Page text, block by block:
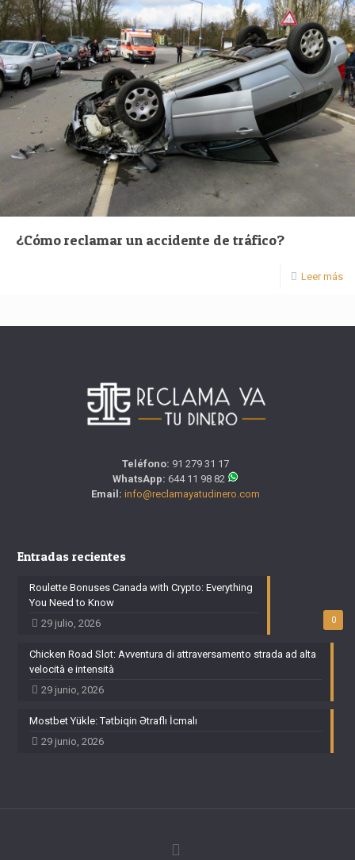
¿Cómo reclamar un accidente de tráfico?
Leer más
Teléfono: 91 279 31 17
WhatsApp: 644 11 98 82
Email: info@reclamayatudinero.com
Entradas recientes
0
Roulette Bonuses Canada with Crypto: Everything
You Need to Know
29 julio, 2026
Chicken Road Slot: Avventura di attraversamento strada ad alta
velocità e intensità
29 junio, 2026
Mostbet Yükle: Tətbiqin Ətraflı İcmalı
29 junio, 2026